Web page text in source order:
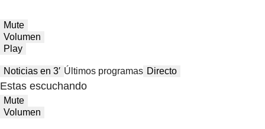
Mute
Volumen
Play
Noticias en 3′ Últimos programas Directo
Estas escuchando
Mute
Volumen